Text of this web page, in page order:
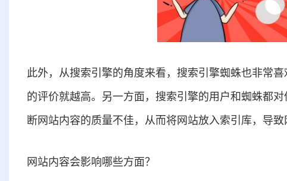
此外，从搜索引擎的角度来看，搜索引擎蜘蛛也非常
的评价就越高。另一方面，搜索引擎的用户和蜘蛛都
断网站内容的质量不佳，从而将网站放入索引库，导致
网站内容会影响哪些方面？